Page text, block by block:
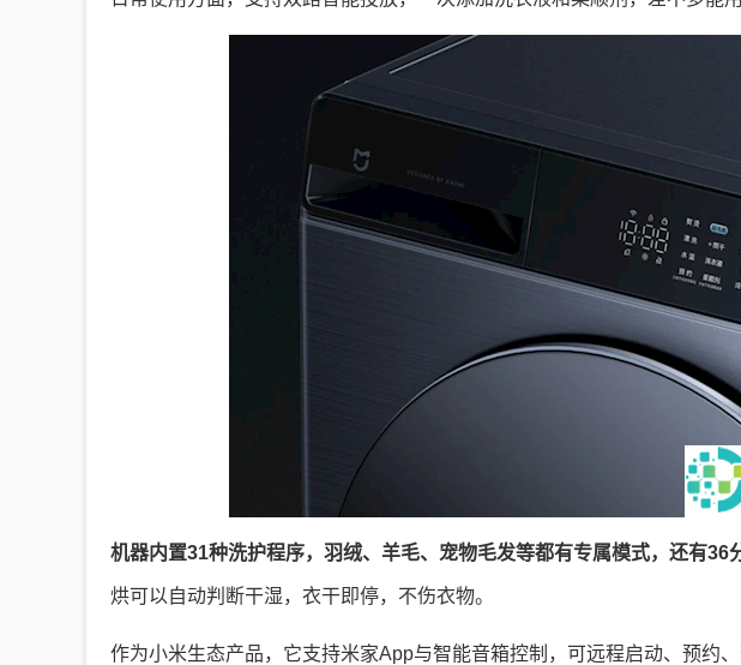
机器内置31种洗护程序，羽绒、羊毛、宠物毛发等都有专属模式，还有36
烘可以自动判断干湿，衣干即停，不伤衣物。
作为小米生态产品，它支持米家App与智能音箱控制，可远程启动、预约、